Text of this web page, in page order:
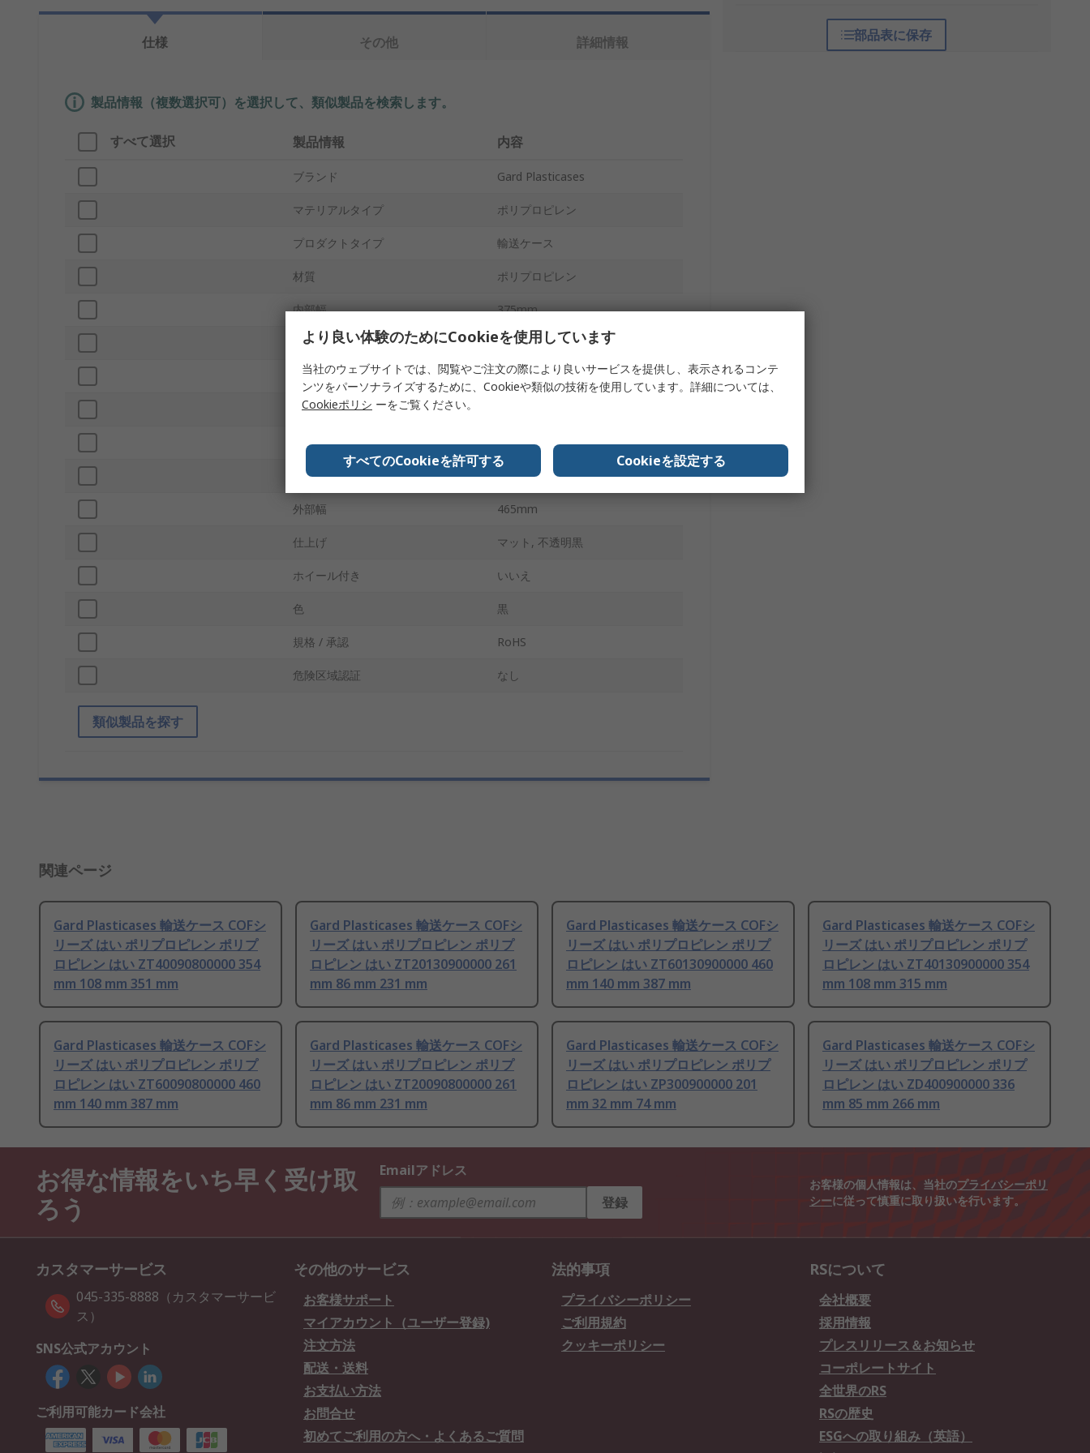
部品表に保存
仕様 その他 詳細情報
製品情報（複数選択可）を選択して、類似製品を検索します。
すべて選択 製品情報 内容
ブランド Gard Plasticases
マテリアルタイプ ポリプロピレン
プロダクトタイプ 輸送ケース
材質 ポリプロピレン
内部幅 375mm
シリーズ COF
内部深さ 525mm
外部高さ
防水 はい
外形の奥行き 550mm
外部幅 465mm
仕上げ マット, 不透明黒
ホイール付き いいえ
色 黒
規格 / 承認 RoHS
危険区域認証 なし
類似製品を探す
関連ページ
Gard Plasticases 輸送ケース COFシ
リーズ はい ポリプロピレン ポリプ
ロピレン はい ZT40090800000 354
mm 108 mm 351 mm
Gard Plasticases 輸送ケース COFシ
リーズ はい ポリプロピレン ポリプ
ロピレン はい ZT20130900000 261
mm 86 mm 231 mm
Gard Plasticases 輸送ケース COFシ
リーズ はい ポリプロピレン ポリプ
ロピレン はい ZT60130900000 460
mm 140 mm 387 mm
Gard Plasticases 輸送ケース COFシ
リーズ はい ポリプロピレン ポリプ
ロピレン はい ZT40130900000 354
mm 108 mm 315 mm
Gard Plasticases 輸送ケース COFシ
リーズ はい ポリプロピレン ポリプ
ロピレン はい ZT60090800000 460
mm 140 mm 387 mm
Gard Plasticases 輸送ケース COFシ
リーズ はい ポリプロピレン ポリプ
ロピレン はい ZT20090800000 261
mm 86 mm 231 mm
Gard Plasticases 輸送ケース COFシ
リーズ はい ポリプロピレン ポリプ
ロピレン はい ZP300900000 201
mm 32 mm 74 mm
Gard Plasticases 輸送ケース COFシ
リーズ はい ポリプロピレン ポリプ
ロピレン はい ZD400900000 336
mm 85 mm 266 mm
お得な情報をいち早く受け取
ろう
Emailアドレス
登録
お客様の個人情報は、当社のプライバシーポリ
シーに従って慎重に取り扱いを行います。
カスタマーサービス
045-335-8888（カスタマーサービ
ス）
SNS公式アカウント
ご利用可能カード会社
その他のサービス
お客様サポート
マイアカウント（ユーザー登録)
注文方法
配送・送料
お支払い方法
お問合せ
初めてご利用の方へ・よくあるご質問
法的事項
プライバシーポリシー
ご利用規約
クッキーポリシー
RSについて
会社概要
採用情報
プレスリリース＆お知らせ
コーポレートサイト
全世界のRS
RSの歴史
ESGへの取り組み（英語）
より良い体験のためにCookieを使用しています
当社のウェブサイトでは、閲覧やご注文の際により良いサービスを提供し、表示されるコンテ
ンツをパーソナライズするために、Cookieや類似の技術を使用しています。詳細については、
Cookieポリシ ーをご覧ください。
すべてのCookieを許可する Cookieを設定する